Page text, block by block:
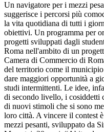
Un navigatore per i mezzi
suggerisce i percorsi più
la vita quotidiana di tutti i
obiettivi. Un programma per
progetti sviluppati dagli
Roma nell'ambito di un
Camera di Commercio di
del territorio come il
dare maggiori opportunità a
studi intermittenti. Le idee,
di secondo livello, i cosiddetti
di nuovi stimoli che si sono
loro città. A vincere il contest
mezzi pesanti, sviluppato da